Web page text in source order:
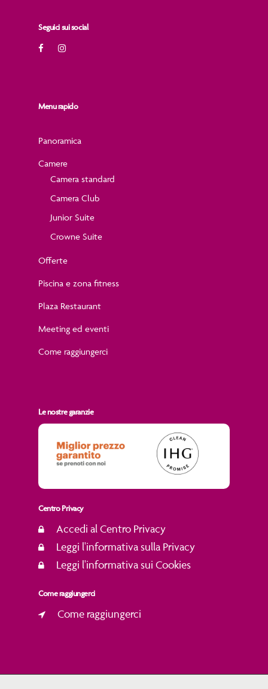
Seguici sui social
Menu rapido
Panoramica
Camere
Camera standard
Camera Club
Junior Suite
Crowne Suite
Offerte
Piscina e zona fitness
Plaza Restaurant
Meeting ed eventi
Come raggiungerci
Le nostre garanzie
Centro Privacy
Accedi al Centro Privacy
Leggi l'informativa sulla Privacy
Leggi l'informativa sui Cookies
Come raggiungerci
Come raggiungerci